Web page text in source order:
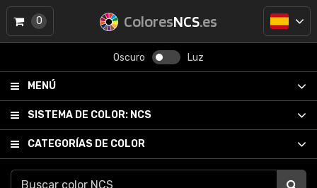
ColoresNCS.es
Oscuro Luz
MENÚ
SISTEMA DE COLOR: NCS
CATEGORÍAS DE COLOR
0